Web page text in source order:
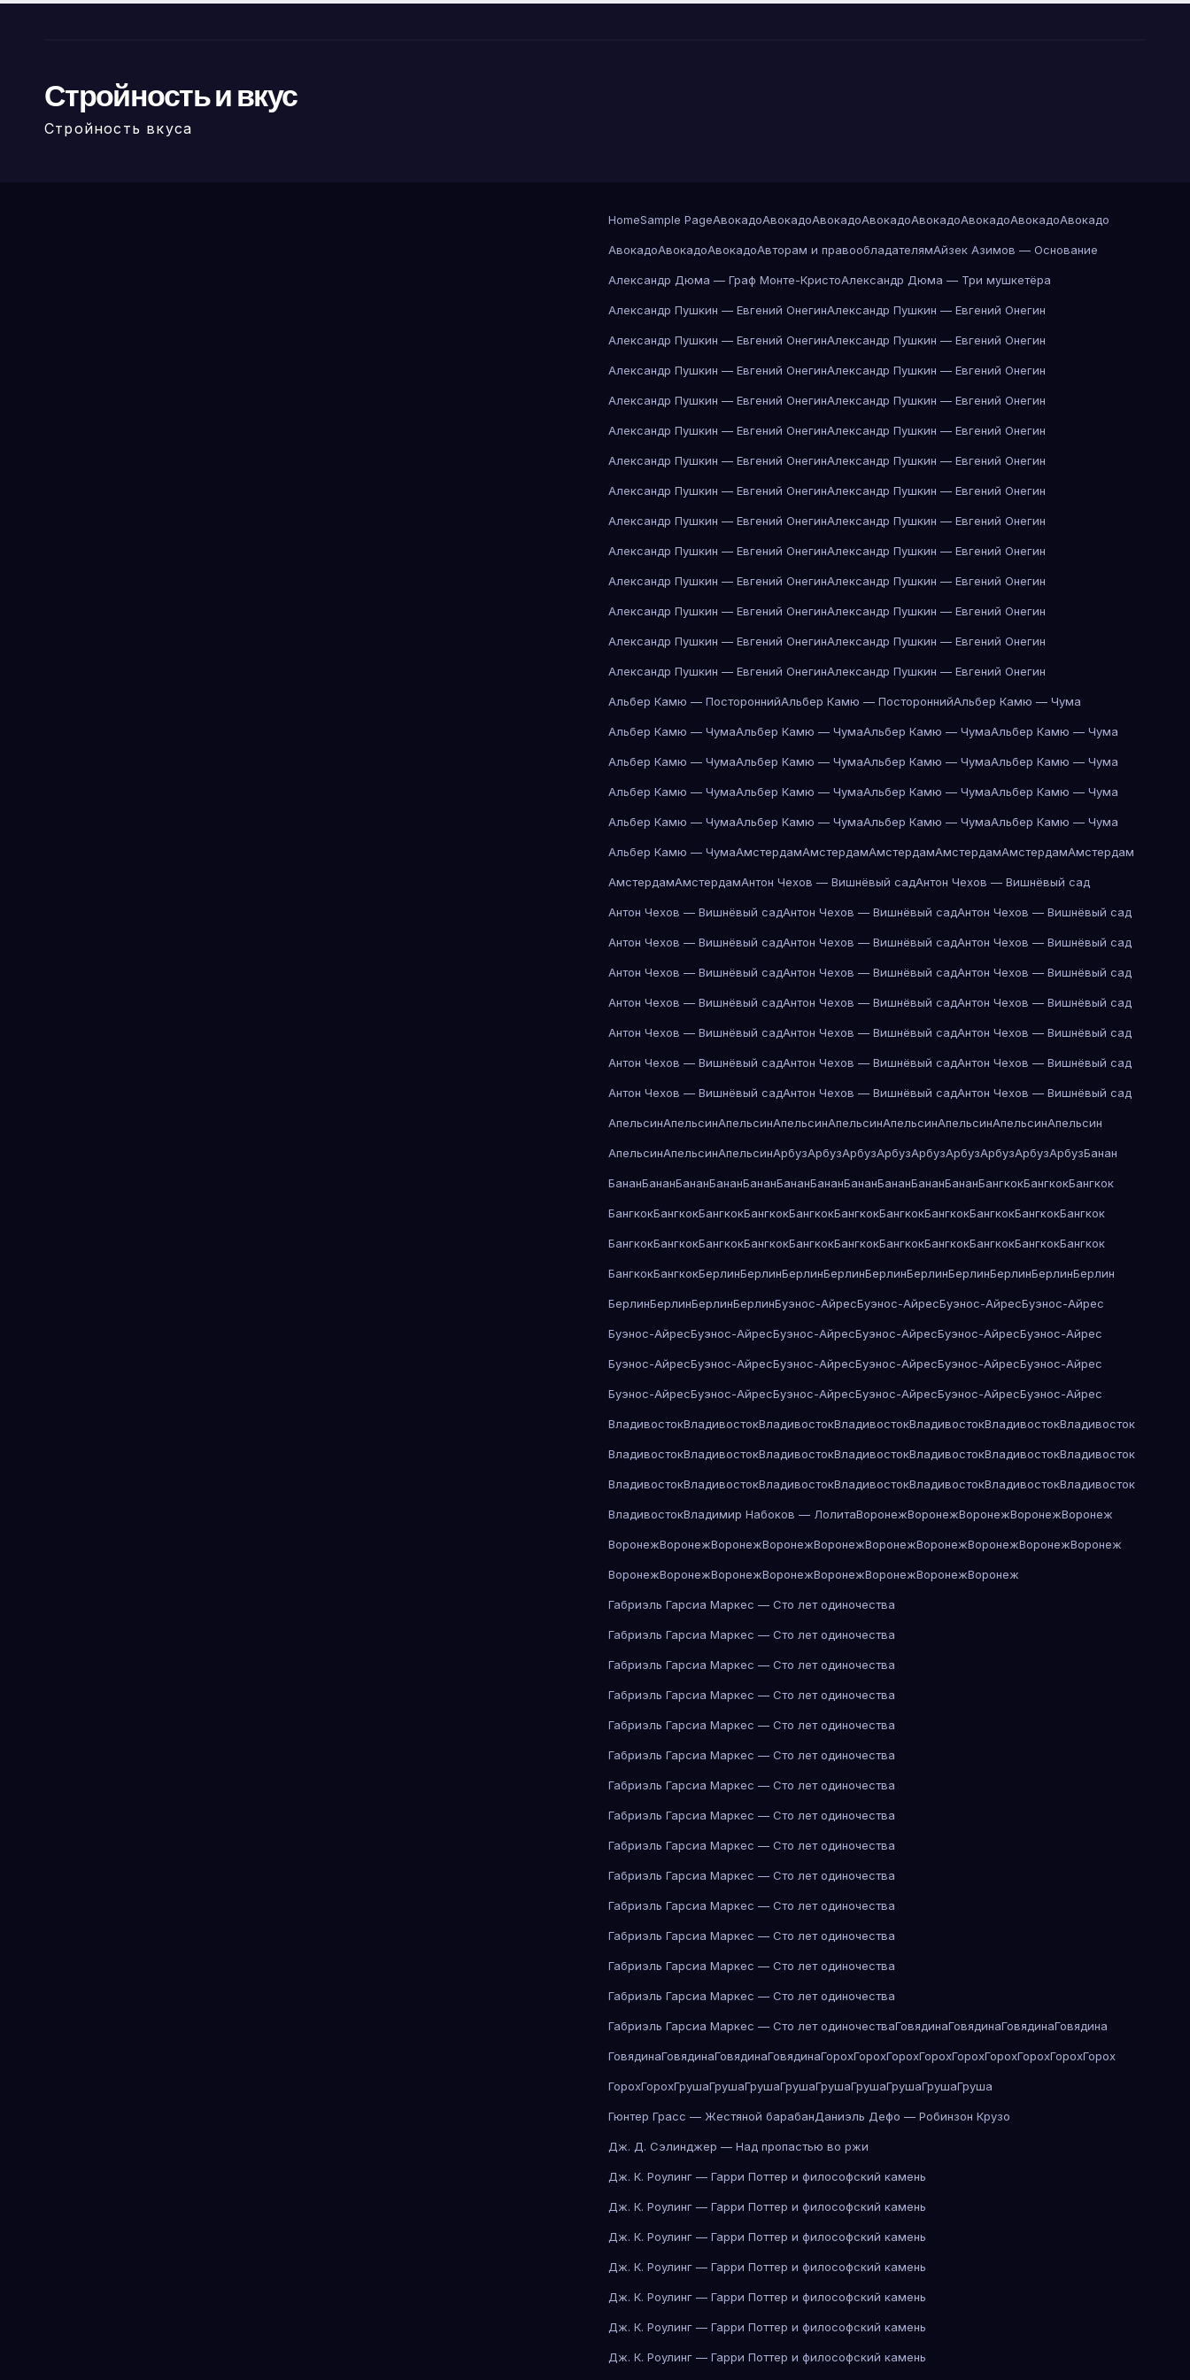
Стройность и вкус
Стройность вкуса
HomeSample PageАвокадоАвокадоАвокадоАвокадоАвокадоАвокадоАвокадоАвокадо
АвокадоАвокадоАвокадоАвторам и правообладателямАйзек Азимов — Основание
Александр Дюма — Граф Монте-КристоАлександр Дюма — Три мушкетёра
Александр Пушкин — Евгений ОнегинАлександр Пушкин — Евгений Онегин
Александр Пушкин — Евгений ОнегинАлександр Пушкин — Евгений Онегин
Александр Пушкин — Евгений ОнегинАлександр Пушкин — Евгений Онегин
Александр Пушкин — Евгений ОнегинАлександр Пушкин — Евгений Онегин
Александр Пушкин — Евгений ОнегинАлександр Пушкин — Евгений Онегин
Александр Пушкин — Евгений ОнегинАлександр Пушкин — Евгений Онегин
Александр Пушкин — Евгений ОнегинАлександр Пушкин — Евгений Онегин
Александр Пушкин — Евгений ОнегинАлександр Пушкин — Евгений Онегин
Александр Пушкин — Евгений ОнегинАлександр Пушкин — Евгений Онегин
Александр Пушкин — Евгений ОнегинАлександр Пушкин — Евгений Онегин
Александр Пушкин — Евгений ОнегинАлександр Пушкин — Евгений Онегин
Александр Пушкин — Евгений ОнегинАлександр Пушкин — Евгений Онегин
Александр Пушкин — Евгений ОнегинАлександр Пушкин — Евгений Онегин
Альбер Камю — ПостороннийАльбер Камю — ПостороннийАльбер Камю — Чума
Альбер Камю — ЧумаАльбер Камю — ЧумаАльбер Камю — ЧумаАльбер Камю — Чума
Альбер Камю — ЧумаАльбер Камю — ЧумаАльбер Камю — ЧумаАльбер Камю — Чума
Альбер Камю — ЧумаАльбер Камю — ЧумаАльбер Камю — ЧумаАльбер Камю — Чума
Альбер Камю — ЧумаАльбер Камю — ЧумаАльбер Камю — ЧумаАльбер Камю — Чума
Альбер Камю — ЧумаАмстердамАмстердамАмстердамАмстердамАмстердамАмстердам
АмстердамАмстердамАнтон Чехов — Вишнёвый садАнтон Чехов — Вишнёвый сад
Антон Чехов — Вишнёвый садАнтон Чехов — Вишнёвый садАнтон Чехов — Вишнёвый сад
Антон Чехов — Вишнёвый садАнтон Чехов — Вишнёвый садАнтон Чехов — Вишнёвый сад
Антон Чехов — Вишнёвый садАнтон Чехов — Вишнёвый садАнтон Чехов — Вишнёвый сад
Антон Чехов — Вишнёвый садАнтон Чехов — Вишнёвый садАнтон Чехов — Вишнёвый сад
Антон Чехов — Вишнёвый садАнтон Чехов — Вишнёвый садАнтон Чехов — Вишнёвый сад
Антон Чехов — Вишнёвый садАнтон Чехов — Вишнёвый садАнтон Чехов — Вишнёвый сад
Антон Чехов — Вишнёвый садАнтон Чехов — Вишнёвый садАнтон Чехов — Вишнёвый сад
АпельсинАпельсинАпельсинАпельсинАпельсинАпельсинАпельсинАпельсинАпельсин
АпельсинАпельсинАпельсинАрбузАрбузАрбузАрбузАрбузАрбузАрбузАрбузАрбузБанан
БананБананБананБананБананБананБананБананБананБананБананБангкокБангкокБангкок
БангкокБангкокБангкокБангкокБангкокБангкокБангкокБангкокБангкокБангкокБангкок
БангкокБангкокБангкокБангкокБангкокБангкокБангкокБангкокБангкокБангкокБангкок
БангкокБангкокБерлинБерлинБерлинБерлинБерлинБерлинБерлинБерлинБерлинБерлин
БерлинБерлинБерлинБерлинБуэнос-АйресБуэнос-АйресБуэнос-АйресБуэнос-Айрес
Буэнос-АйресБуэнос-АйресБуэнос-АйресБуэнос-АйресБуэнос-АйресБуэнос-Айрес
Буэнос-АйресБуэнос-АйресБуэнос-АйресБуэнос-АйресБуэнос-АйресБуэнос-Айрес
Буэнос-АйресБуэнос-АйресБуэнос-АйресБуэнос-АйресБуэнос-АйресБуэнос-Айрес
ВладивостокВладивостокВладивостокВладивостокВладивостокВладивостокВладивосток
ВладивостокВладивостокВладивостокВладивостокВладивостокВладивостокВладивосток
ВладивостокВладивостокВладивостокВладивостокВладивостокВладивостокВладивосток
ВладивостокВладимир Набоков — ЛолитаВоронежВоронежВоронежВоронежВоронеж
ВоронежВоронежВоронежВоронежВоронежВоронежВоронежВоронежВоронежВоронеж
ВоронежВоронежВоронежВоронежВоронежВоронежВоронежВоронеж
Габриэль Гарсиа Маркес — Сто лет одиночества
Габриэль Гарсиа Маркес — Сто лет одиночества
Габриэль Гарсиа Маркес — Сто лет одиночества
Габриэль Гарсиа Маркес — Сто лет одиночества
Габриэль Гарсиа Маркес — Сто лет одиночества
Габриэль Гарсиа Маркес — Сто лет одиночества
Габриэль Гарсиа Маркес — Сто лет одиночества
Габриэль Гарсиа Маркес — Сто лет одиночества
Габриэль Гарсиа Маркес — Сто лет одиночества
Габриэль Гарсиа Маркес — Сто лет одиночества
Габриэль Гарсиа Маркес — Сто лет одиночества
Габриэль Гарсиа Маркес — Сто лет одиночества
Габриэль Гарсиа Маркес — Сто лет одиночества
Габриэль Гарсиа Маркес — Сто лет одиночества
Габриэль Гарсиа Маркес — Сто лет одиночестваГовядинаГовядинаГовядинаГовядина
ГовядинаГовядинаГовядинаГовядинаГорохГорохГорохГорохГорохГорохГорохГорохГорох
ГорохГорохГрушаГрушаГрушаГрушаГрушаГрушаГрушаГрушаГруша
Гюнтер Грасс — Жестяной барабанДаниэль Дефо — Робинзон Крузо
Дж. Д. Сэлинджер — Над пропастью во ржи
Дж. К. Роулинг — Гарри Поттер и философский камень
Дж. К. Роулинг — Гарри Поттер и философский камень
Дж. К. Роулинг — Гарри Поттер и философский камень
Дж. К. Роулинг — Гарри Поттер и философский камень
Дж. К. Роулинг — Гарри Поттер и философский камень
Дж. К. Роулинг — Гарри Поттер и философский камень
Дж. К. Роулинг — Гарри Поттер и философский камень